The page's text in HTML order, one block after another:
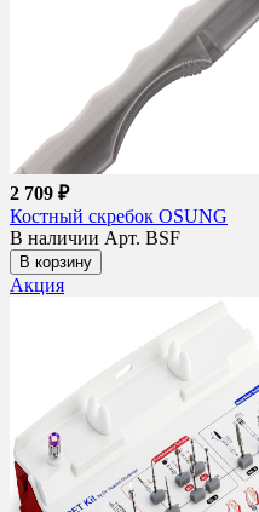
2 709 ₽
Костный скребок OSUNG
В наличии Арт. BSF
В корзину
Акция